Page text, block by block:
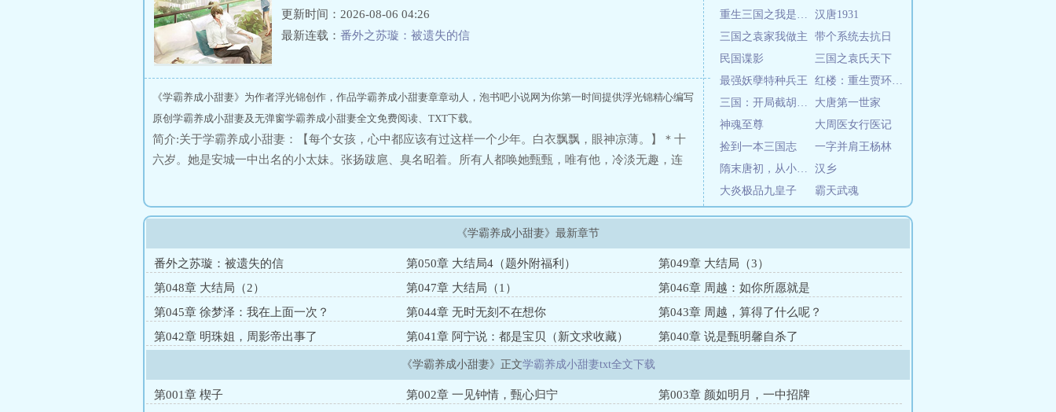
重生三国之我是刘禅
汉唐1931
三国之袁家我做主
带个系统去抗日
民国谍影
三国之袁氏天下
最强妖孽特种兵王
红楼：重生贾环，迎娶林黛玉
三国：开局截胡刘备娶糜贞
大唐第一世家
神魂至尊
大周医女行医记
捡到一本三国志
一字并肩王杨林
隋末唐初，从小兵到凌烟阁功臣！
汉乡
大炎极品九皇子
霸天武魂
更新时间：2026-08-06 04:26
最新连载： 番外之苏璇：被遗失的信
《学霸养成小甜妻》为作者浮光锦创作，作品学霸养成小甜妻章章动人，泡书吧小说网为你第一时间提供浮光锦精心编写
原创学霸养成小甜妻及无弹窗学霸养成小甜妻全文免费阅读、TXT下载。
简介:关于学霸养成小甜妻：【每个女孩，心中都应该有过这样一个少年。白衣飘飘，眼神凉薄。】＊十
六岁。她是安城一中出名的小太妹。张扬跋扈、臭名昭着。所有人都唤她甄甄，唯有他，冷淡无趣，连
要用心，一切皆有可能。＊他是她第一眼看上的仙气飘飘的少年，值得她奉上全部的热情和勇敢。她是
甄明珠，他是程砚宁，终有一日，她是他的掌上明珠。＊那一天，甄明珠二十岁。高档酒楼豪华包厢。
中学同学会。三年河东、三年河西。曾经卑怯寡言的同班女生穿着高腰短裙黑丝袜，妆容精致，自信飞
扬。她们当着她的面，畅谈名校的历史和光辉。有人看着沉默的她频频发笑。当年飞扬张狂的跋扈千金
拨开人群，微笑着抬起她的手：“冒冒失失的，手机都忘了带。”包厢里静了几秒，有人迟疑唤：“学
长？”当年不染尘埃的一中明月，如今姿容清绝的笔挺青年，终归，一头栽进了臭沟渠。＊夜深。灼烫
呼吸喷在后颈间。男人低喘着问：“白天怎么不告诉她？你们同校，你是高一届的学姐？”沙哑的声音性
初……怎么不给自己留余地？”他蓦地发狠。甄明珠咬唇，滚烫脸颊埋进枕头里。感谢绝境让她孤注一
《学霸养成小甜妻》最新章节
番外之苏璇：被遗失的信 第050章 大结局4（题外附福利）
第049章 大结局（3）
第048章 大结局（2）
第047章 大结局（1）
第046章 周越：如你所愿就是
第045章 徐梦泽：我在上面一次？
第044章 无时无刻不在想你
第043章 周越，算得了什么呢？
第042章 明珠姐，周影帝出事了
第041章 阿宁说：都是宝贝（新文求收藏） 第040章 说是甄明馨自杀了
《学霸养成小甜妻》正文学霸养成小甜妻txt全文下载
第001章 楔子 第002章 一见钟情，甄心归宁
第003章 颜如明月，一中招牌